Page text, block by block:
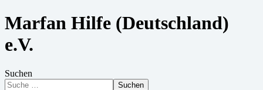
Marfan Hilfe (Deutschland)
e.V.
Suchen
Suchen